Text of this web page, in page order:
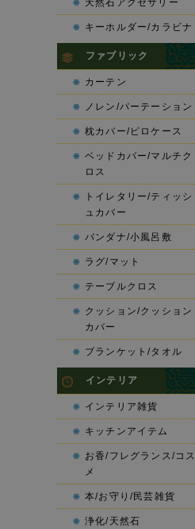
天然石アクセサリー
キーホルダー/カラビナ
ファブリック
カーテン
ノレン/パーテーション
枕カバー/ピロケース
ベッドカバー/マルチク
ロス
トイレタリー/ティッシ
ュカバー
バンダナ/小風呂敷
ラグ/マット
テーブルクロス
クッション/クッション
カバー
ブランケット/タオル
インテリア
インテリア雑貨
キッチンアイテム
お香/フレグランス/コス
メ
本/お守り/民芸雑貨
浄化/天然石